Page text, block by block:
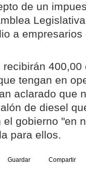
de un
a
tengan en
aclarado que
de diesel
gobierno "en
para ellos.
Guardar Compartir